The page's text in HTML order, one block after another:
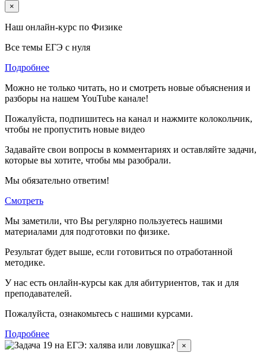
×
Наш онлайн-курс по Физике
Все темы ЕГЭ с нуля
Подробнее
Можно не только читать, но и смотреть новые объяснения и
разборы на нашем YouTube канале!
Пожалуйста, подпишитесь на канал и нажмите колокольчик,
чтобы не пропустить новые видео
Задавайте свои вопросы в комментариях и оставляйте задачи,
которые вы хотите, чтобы мы разобрали.
Мы обязательно ответим!
Смотреть
Мы заметили, что Вы регулярно пользуетесь нашими
материалами для подготовки по физике.
Результат будет выше, если готовиться по отработанной
методике.
У нас есть онлайн-курсы как для абитуриентов, так и для
преподавателей.
Пожалуйста, ознакомьтесь с нашими курсами.
Подробнее
×